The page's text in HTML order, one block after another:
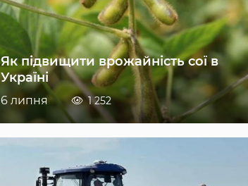
Як підвищити врожайність сої в
Україні
6 липня 1 252